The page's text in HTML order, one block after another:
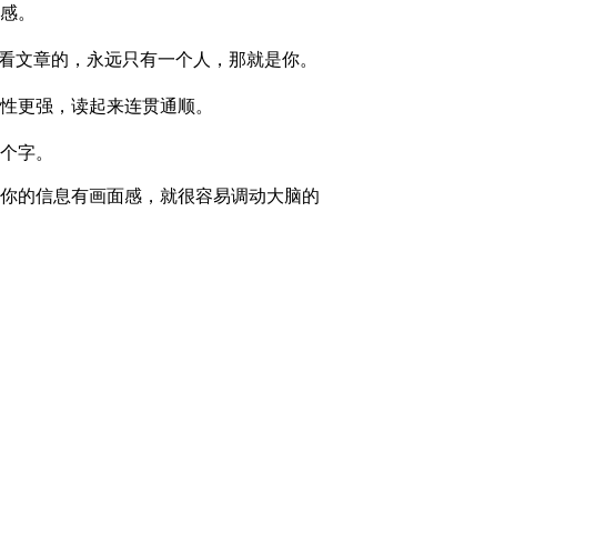
。
文章的，永远只有一个人，那就是你。
更强，读起来连贯通顺。
字。
的信息有画面感，就很容易调动大脑的